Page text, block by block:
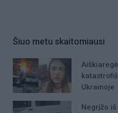
Šiuo metu skaitomiausi
Ukrainoje
Negrįžo